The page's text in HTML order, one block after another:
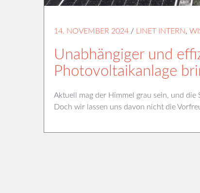
14. NOVEMBER 2024 / LINET INTERN,
Unabhängiger und
Photovoltaikanlage
Aktuell mag der Himmel grau sein, und die
Doch wir lassen uns davon nicht die